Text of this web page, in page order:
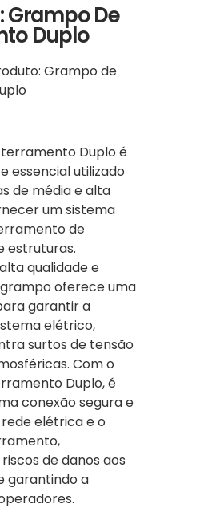
Grampo De
Duplo
Grampo de
Duplo é
essencial utilizado
de média e alta
um sistema
de
estruturas.
qualidade e
oferece uma
garantir a
elétrico,
surtos de tensão
Com o
Duplo, é
conexão segura e
elétrica e o
de danos aos
garantindo a